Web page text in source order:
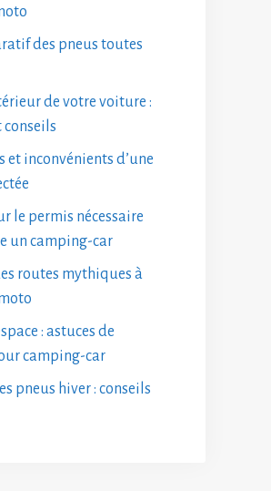
des pneus toutes
de votre voiture :
conseils
et inconvénients d’une
le permis nécessaire
un camping-car
routes mythiques à
: astuces de
camping-car
pneus hiver : conseils